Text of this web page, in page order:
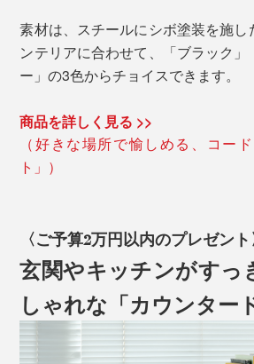
素材は、スチールにシボ塗装を施し
ンテリアに合わせて、「ブラック
ー」の3色からチョイスできます。
商品を詳しく見る >>
（好きな場所で愉しめる、コー
ト」）
〈ご予算2万円以内のプレゼント
玄関やキッチンがすっ
しゃれな「カウンター